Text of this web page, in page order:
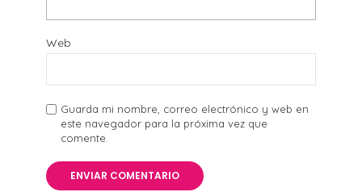
Web
Guarda mi nombre, correo electrónico y web en
este navegador para la próxima vez que
comente.